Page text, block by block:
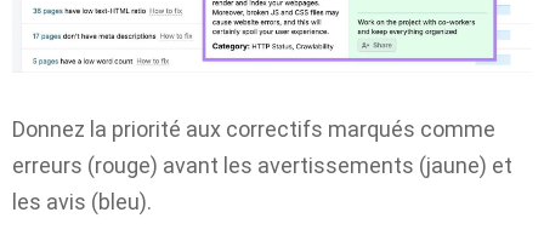
Donnez la priorité aux correctifs marqués comme
erreurs (rouge) avant les avertissements (jaune) et
les avis (bleu).